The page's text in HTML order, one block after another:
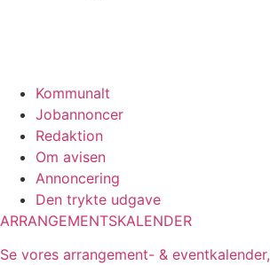
Kommunalt
Jobannoncer
Redaktion
Om avisen
Annoncering
Den trykte udgave
ARRANGEMENTSKALENDER
Se vores arrangement- & eventkalender,